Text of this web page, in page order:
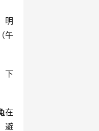
明
午
下
在
避